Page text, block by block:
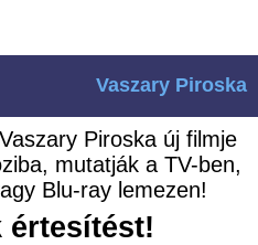
Vaszary Piroska
Piroska új filmje
mutatják a TV-ben,
Blu-ray lemezen!
értesítést!